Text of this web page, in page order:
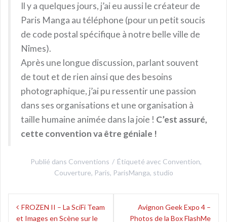
Il y a quelques jours, j’ai eu aussi le créateur de
Paris Manga au téléphone (pour un petit soucis
de code postal spécifique à notre belle ville de
Nîmes).
Après une longue discussion, parlant souvent
de tout et de rien ainsi que des besoins
photographique, j’ai pu ressentir une passion
dans ses organisations et une organisation à
taille humaine animée dans la joie ! C’est assuré,
cette convention va être géniale !
Publié dans Conventions Étiqueté avec Convention,
Couverture, Paris, ParisManga, studio
Navigation
de
FROZEN II – La SciFi Team
et Images en Scène sur le
Avignon Geek Expo 4 –
Photos de la Box FlashMe